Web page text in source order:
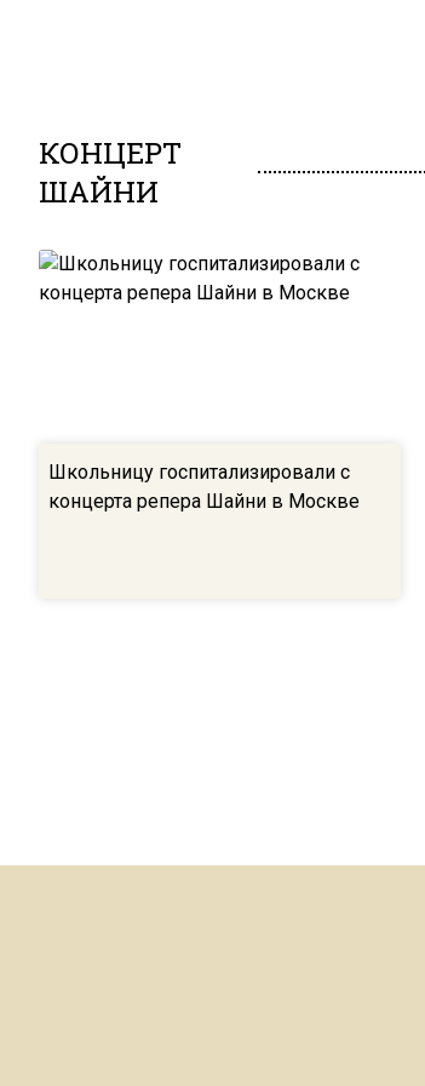
КОНЦЕРТ
ШАЙНИ
Школьницу госпитализировали с
концерта репера Шайни в Москве